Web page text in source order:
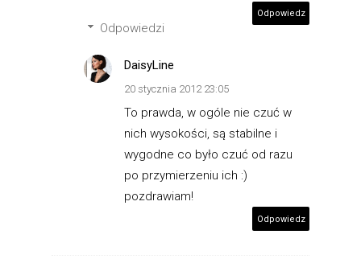
Odpowiedz
Odpowiedzi
DaisyLine
20 stycznia 2012 23:05
To prawda, w ogóle nie czuć w
nich wysokości, są stabilne i
wygodne co było czuć od razu
po przymierzeniu ich :)
pozdrawiam!
Odpowiedz